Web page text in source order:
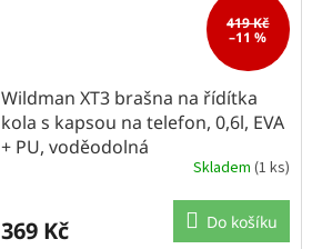
419 Kč
–11 %
Wildman XT3 brašna na řídítka
kola s kapsou na telefon, 0,6l, EVA
+ PU, voděodolná
Skladem (1 ks)
369 Kč Do košíku